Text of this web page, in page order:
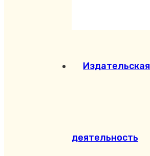
Издательская
деятельность